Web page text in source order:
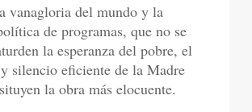
vanagloria del mundo y la
de programas, que no se
la esperanza del pobre, el
silencio eficiente de la Madre
la obra más elocuente.